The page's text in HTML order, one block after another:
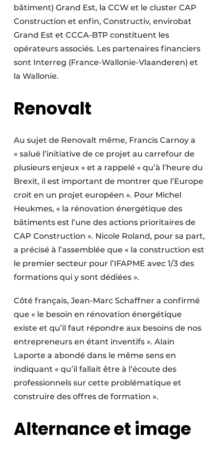
bâtiment) Grand Est, la CCW et le cluster CAP
Construction et enfin, Constructiv, envirobat
Grand Est et CCCA-BTP constituent les
opérateurs associés. Les partenaires financiers
sont Interreg (France-Wallonie-Vlaanderen) et
la Wallonie.
Renovalt
Au sujet de Renovalt même, Francis Carnoy a
« salué l’initiative de ce projet au carrefour de
plusieurs enjeux » et a rappelé « qu’à l’heure du
Brexit, il est important de montrer que l’Europe
croit en un projet européen ». Pour Michel
Heukmes, « la rénovation énergétique des
bâtiments est l’une des actions prioritaires de
CAP Construction ». Nicole Roland, pour sa part,
a précisé à l’assemblée que « la construction est
le premier secteur pour l’IFAPME avec 1/3 des
formations qui y sont dédiées ».
Côté français, Jean-Marc Schaffner a confirmé
que « le besoin en rénovation énergétique
existe et qu’il faut répondre aux besoins de nos
entrepreneurs en étant inventifs ». Alain
Laporte a abondé dans le même sens en
indiquant « qu’il fallait être à l’écoute des
professionnels sur cette problématique et
construire des offres de formation ».
Alternance et image